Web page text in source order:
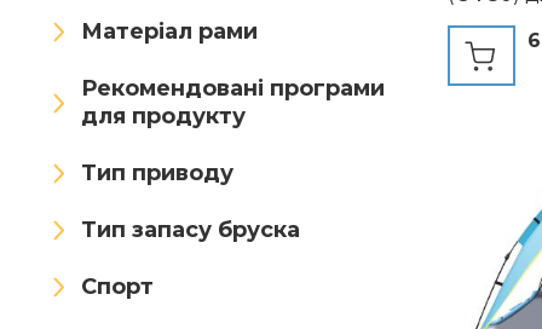
Yello YORFULL
Матеріал рами
Рекомендовані програми
для продукту
Тип приводу
Тип запасу бруска
Спорт
сумку
сонця